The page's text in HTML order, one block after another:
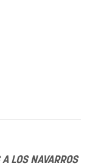
LOS NAVARROS